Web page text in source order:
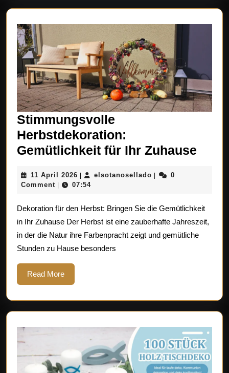
Stimmungsvolle
Herbstdekoration:
Gemütlichkeit für Ihr Zuhause
Ihr
11 April 2026 11
April
elsotanosellado elsotanosellado
0
Comment
07:54
Dekoration für den Herbst: Bringen Sie die Gemütlichkeit
in Ihr Zuhause Der Herbst ist eine zauberhafte Jahreszeit,
in der die Natur ihre Farbenpracht zeigt und gemütliche
Stunden zu Hause besonders
Read MoreRead
More